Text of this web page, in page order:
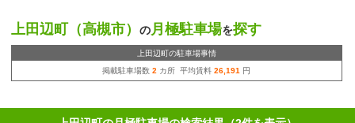
上田辺町（高槻市） の月極駐車場を探す
上田辺町の駐車場事情
掲載駐車場数2 カ所 平均賃料26,191 円